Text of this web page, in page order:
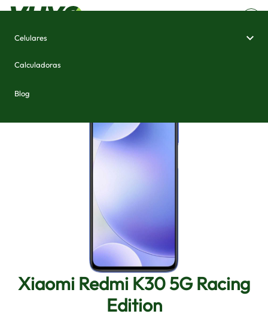
Celulares
Calculadoras
Blog
Xiaomi Redmi K30 5G Racing Edition
Xiaomi Redmi K30 5G Racing
Edition